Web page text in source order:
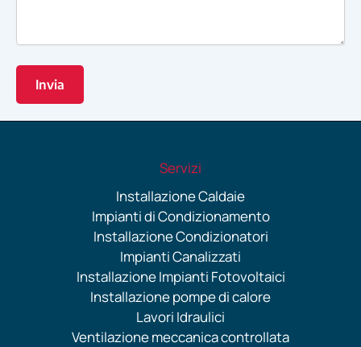
Servizi
Installazione Caldaie
Impianti di Condizionamento
Installazione Condizionatori
Impianti Canalizzati
Installazione Impianti Fotovoltaici
Installazione pompe di calore
Lavori Idraulici
Ventilazione meccanica controllata